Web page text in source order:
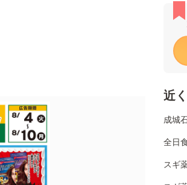
近
成城
全日
スギ